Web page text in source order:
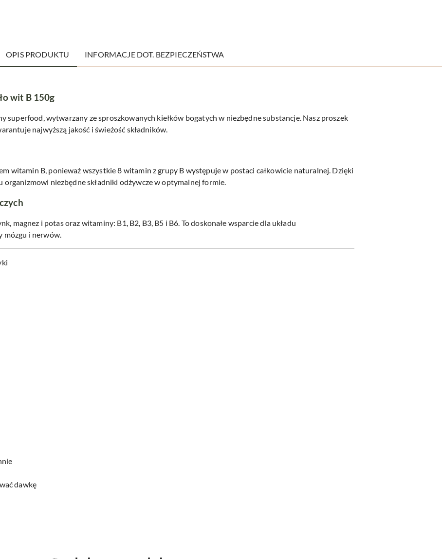
OPIS PRODUKTU INFORMACJE DOT. BEZPIECZEŃSTWA
wit B 150g
superfood, wytwarzany ze sproszkowanych kiełków bogatych w niezbędne substancje. Nasz proszek
najwyższą jakość i świeżość składników.
witamin B, ponieważ wszystkie 8 witamin z grupy B występuje w postaci całkowicie naturalnej. Dzięki
niezbędne składniki odżywcze w optymalnej formie.
magnez i potas oraz witaminy: B1, B2, B3, B5 i B6. To doskonałe wsparcie dla układu
mózgu i nerwów.
dawkę